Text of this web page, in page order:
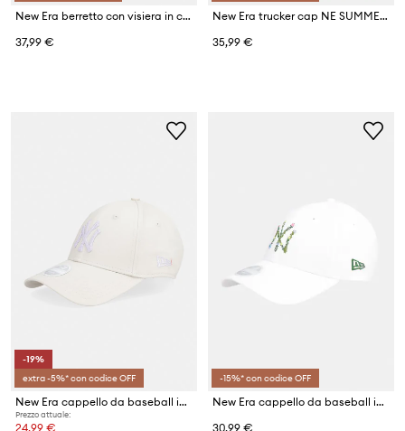
New Era berretto con visiera in cotone WS PATCH 940 NYY
37,99 €
New Era trucker cap NE SUMMER PATCH TRUCKER
35,99 €
-19%
extra -5%* con codice OFF
New Era cappello da baseball in cotone METALLIC 940 NYY
Prezzo attuale:
24,99 €
-15%* con codice OFF
New Era cappello da baseball in cotone FLORAL INFILL 940 NYY
30,99 €